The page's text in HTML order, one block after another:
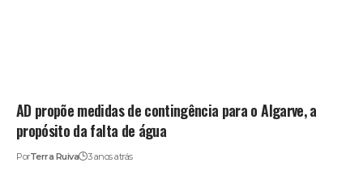
AD propõe medidas de contingência para o Algarve, a
propósito da falta de água
PorTerra Ruiva 3 anos atrás